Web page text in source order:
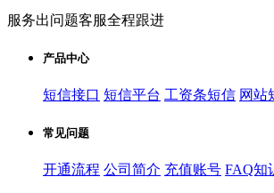
服务出问题客服全程跟进
产品中心
短信接口 短信平台 工资条短信 网站
常见问题
开通流程 公司简介 充值账号 FAQ知